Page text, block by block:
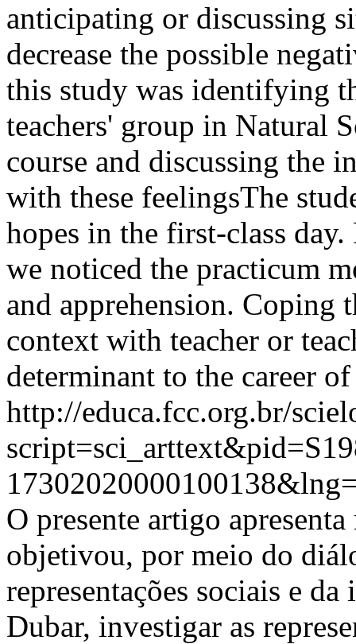
anticipating or discussing
decrease the possible
this study was identifying
teachers' group in Natural
course and discussing the
with these feelingsThe
hopes in the first-class
we noticed the practicum
and apprehension. Coping
context with teacher or
determinant to the career
http://educa.fcc.org.br/
O presente artigo
objetivou, por meio do
representações sociais e
Dubar, investigar as